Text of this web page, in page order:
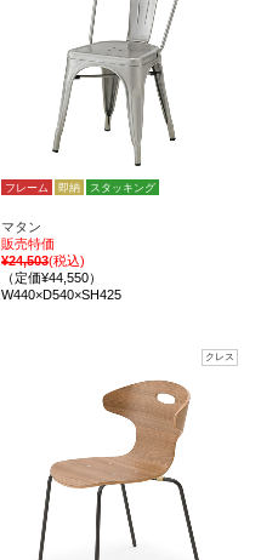
フレーム 即納 スタッキング
マタン
販売特価
¥24,503(税込)
（定価¥44,550）
W440×D540×SH425
クレス